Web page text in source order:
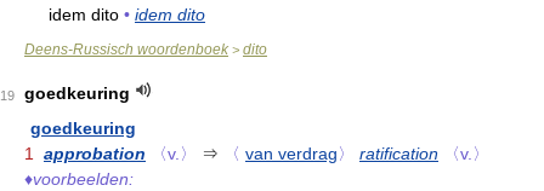
idem dito • idem dito
Deens-Russisch woordenboek > dito
19
goedkeuring
goedkeuring
1
approbation 〈v.〉 ⇒ 〈 van verdrag〉 ratification
〈v.〉
♦voorbeelden: